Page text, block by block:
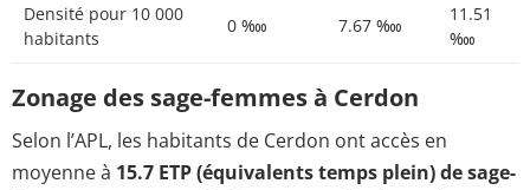
Densité pour 10 000
habitants
0 ‱ 7.67 ‱
11.51
‱
Zonage des sage-femmes à Cerdon
Selon l’APL, les habitants de Cerdon ont accès en
moyenne à 15.7 ETP (équivalents temps plein) de sage-